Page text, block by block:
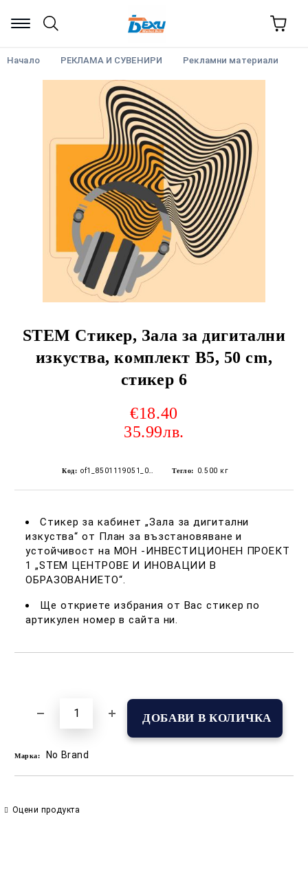
Начало РЕКЛАМА И СУВЕНИРИ Рекламни материали
STEM Стикер, Зала за дигитални
изкуства, комплект B5, 50 cm,
стикер 6
€18.40
35.99лв.
Код: Тегло: 0.500 кг
Стикер за кабинет „Зала за дигитални
изкуства“ от План за възстановяване и
устойчивост на МОН -ИНВЕСТИЦИОНЕН ПРОЕКТ
1 „STEM ЦЕНТРОВЕ И ИНОВАЦИИ В
ОБРАЗОВАНИЕТО“.
Ще откриете избрания от Вас стикер по
артикулен номер в сайта ни.
Марка: No Brand
Оцени продукта